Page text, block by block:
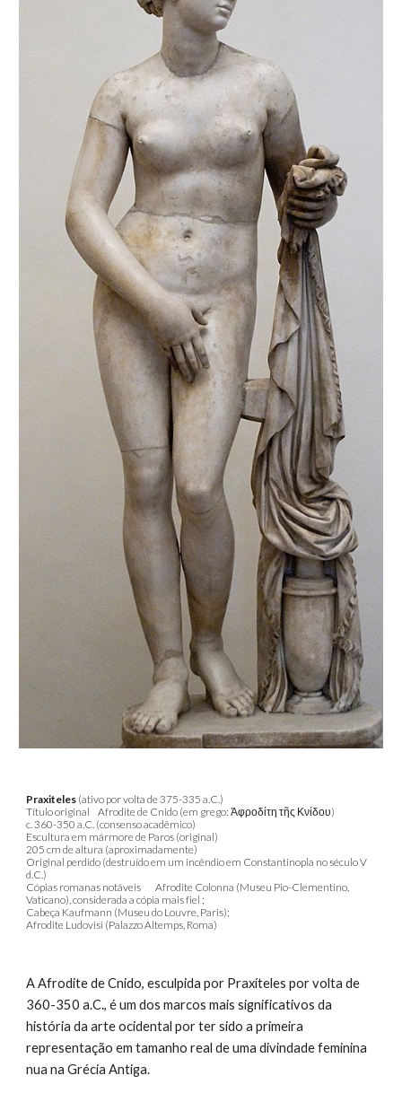
Praxiteles (ativo por volta de 375-335 a.C.)
Título original
Afrodite de Cnido (em grego: Ἀφροδίτη τῆς Κνίδου)
c. 360-350 a.C. (consenso acadêmico)
Escultura em mármore de Paros (original)
205 cm de altura (aproximadamente)
Original perdido (destruído em um incêndio em Constantinopla no século V
d.C.)
Cópias romanas notáveis
Afrodite Colonna (Museu Pio-Clementino,
Vaticano), considerada a cópia mais fiel ;
Cabeça Kaufmann (Museu do Louvre, Paris);
Afrodite Ludovisi (Palazzo Altemps, Roma)
A Afrodite de Cnido, esculpida por Praxíteles por volta de
360-350 a.C., é um dos marcos mais significativos da
história da arte ocidental por ter sido a primeira
representação em tamanho real de uma divindade feminina
nua na Grécia Antiga.